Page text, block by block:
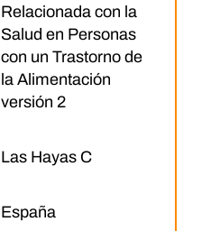
Relacionada con la
Salud en Personas
con un Trastorno de
la Alimentación
versión 2
Las Hayas C
España